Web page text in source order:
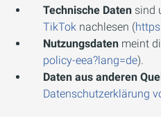
Technische Daten sind
TikTok nachlesen (
Nutzungsdaten meint
policy-eea?lang=de).
Daten aus anderen
Datenschutzerklärung